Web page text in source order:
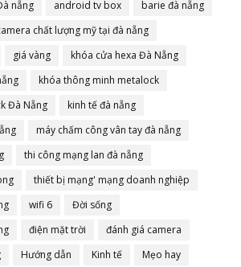
nẵng
android tv box
barie đà nẵng
chất lượng mỹ tại đà nẵng
giá vàng
khóa cửa hexa Đà Nẵng
khóa thông minh metalock
Đà Nẵng
kinh tế đà nẵng
máy chấm công vân tay đà nẵng
thi công mạng lan đà nẵng
thiết bị mạng' mạng doanh nghiệp
wifi 6
Đời sống
điện mặt trời
đánh giá camera
Hướng dẫn Kinh tế
Mẹo hay